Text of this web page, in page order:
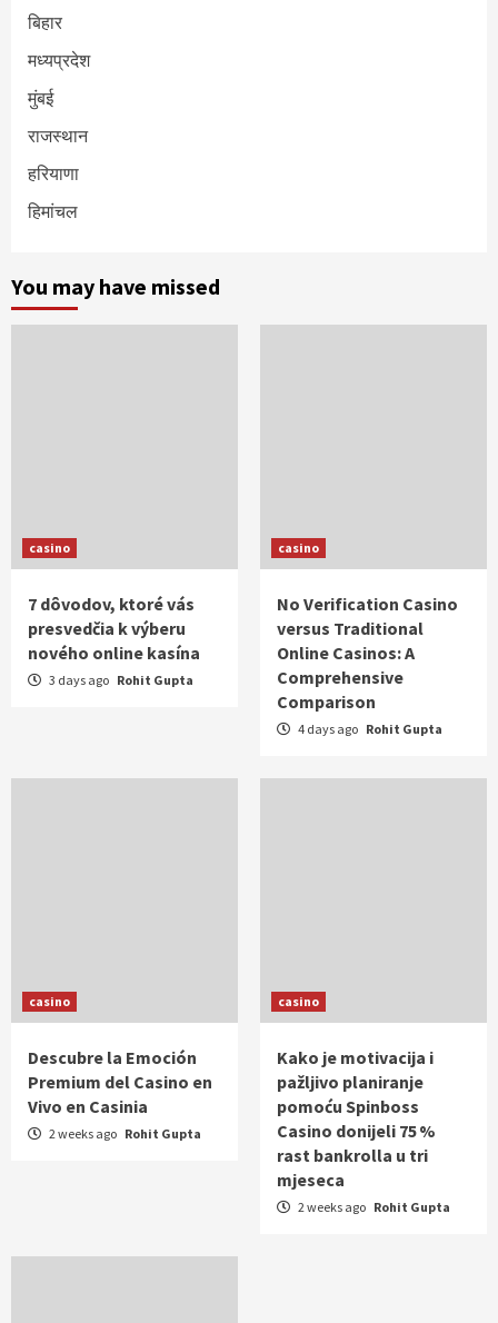
बिहार
मध्यप्रदेश
मुंबई
राजस्थान
हरियाणा
हिमांचल
You may have missed
casino
7 dôvodov, ktoré vás
presvedčia k výberu
nového online kasína
3 days ago Rohit Gupta
casino
No Verification Casino
versus Traditional
Online Casinos: A
Comprehensive
Comparison
4 days ago Rohit Gupta
casino
Descubre la Emoción
Premium del Casino en
Vivo en Casinia
2 weeks ago Rohit Gupta
casino
Kako je motivacija i
pažljivo planiranje
pomoću Spinboss
Casino donijeli 75 %
rast bankrolla u tri
mjeseca
2 weeks ago Rohit Gupta